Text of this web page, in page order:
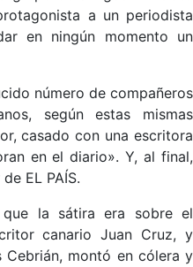
a un periodista
en ningún momento un
número de compañeros
según estas mismas
casado con una escritora
en el diario». Y, al final,
EL PAÍS.
que la sátira era sobre el
canario Juan Cruz, y
montó en cólera y